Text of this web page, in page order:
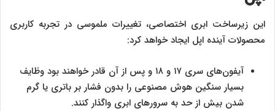
این زیرساخت ابری اختصاصی، تغییرات ملموسی در تجربه کاربری
محصولات آینده اپل ایجاد خواهد کرد:
آیفون‌های سری ۱۷ و ۱۸ و پس از آن قادر خواهند بود وظایف
بسیار سنگین هوش مصنوعی را بدون فشار بر باتری یا گرم
شدن بیش از حد به سرورهای ابری واگذار کنند.